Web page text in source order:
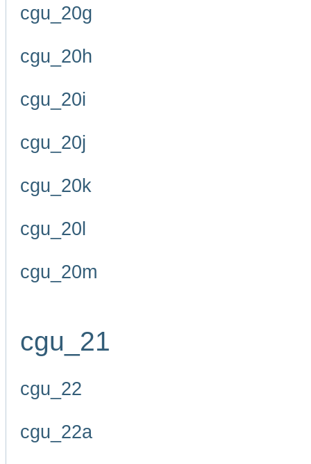
cgu_20g
cgu_20h
cgu_20i
cgu_20j
cgu_20k
cgu_20l
cgu_20m
cgu_21
cgu_22
cgu_22a